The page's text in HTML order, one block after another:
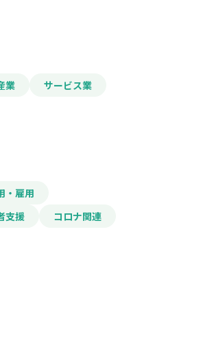
業
サービス業
・雇用
支援
コロナ関連